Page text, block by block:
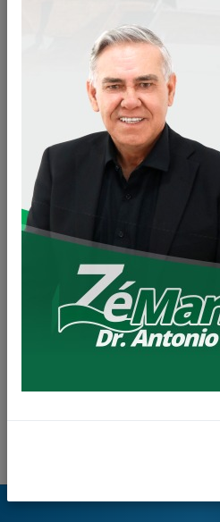
Concurso 001/2023
01/02/2023
à
CONCURSO
EDITAL DE ABERTURA
Concurso 002/2020
Inscrições:26/02/2020à
Descrição:EDITAL DE